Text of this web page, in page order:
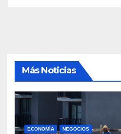
Más Noticias
ECONOMÍA NEGOCIOS